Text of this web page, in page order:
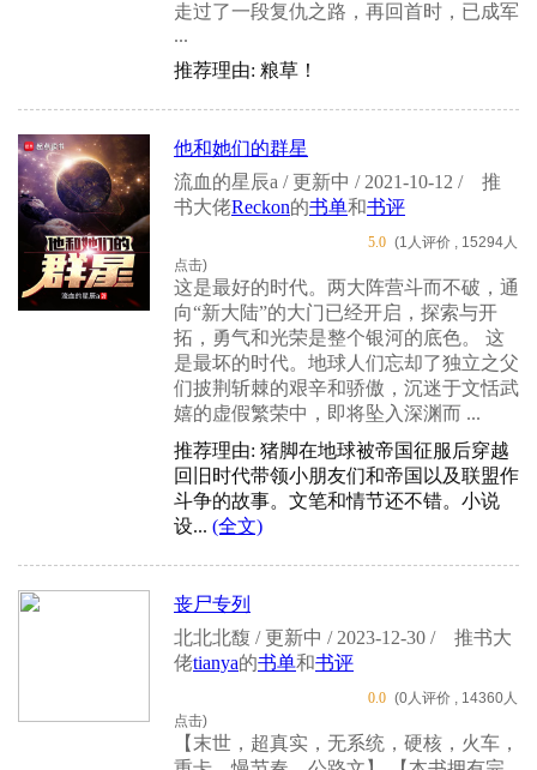
走过了一段复仇之路，再回首时，已成军
...
推荐理由: 粮草！
他和她们的群星
流血的星辰a / 更新中 / 2021-10-12 /
推
书大佬Reckon的书单和书评
5.0 (1人评价 , 15294人
点击)
这是最好的时代。两大阵营斗而不破，通
向“新大陆”的大门已经开启，探索与开
拓，勇气和光荣是整个银河的底色。 这
是最坏的时代。地球人们忘却了独立之父
们披荆斩棘的艰辛和骄傲，沉迷于文恬武
嬉的虚假繁荣中，即将坠入深渊而 ...
推荐理由: 猪脚在地球被帝国征服后穿越
回旧时代带领小朋友们和帝国以及联盟作
斗争的故事。文笔和情节还不错。小说
设... (全文)
丧尸专列
北北北馥 / 更新中 / 2023-12-30 /
推书大
佬tianya的书单和书评
0.0 (0人评价 , 14360人
点击)
【末世，超真实，无系统，硬核，火车，